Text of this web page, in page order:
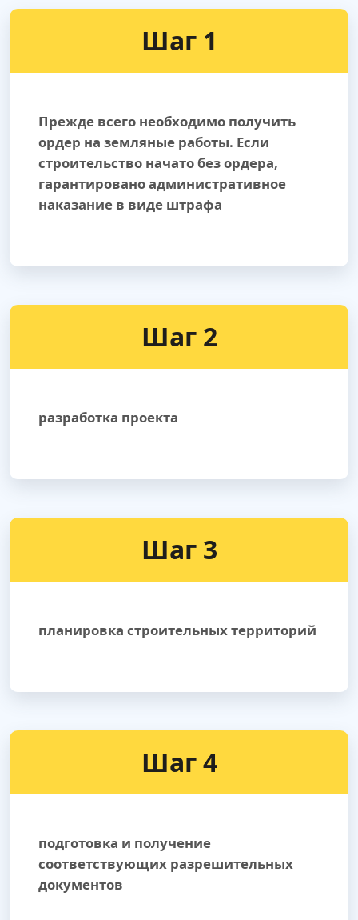
Шаг 1
Прежде всего необходимо получить
ордер на земляные работы. Если
строительство начато без ордера,
гарантировано административное
наказание в виде штрафа
Шаг 2
разработка проекта
Шаг 3
планировка строительных территорий
Шаг 4
подготовка и получение
соответствующих разрешительных
документов